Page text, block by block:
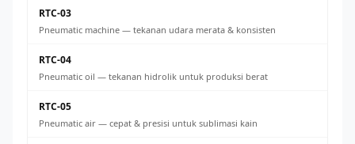
RTC-03
Pneumatic machine — tekanan udara merata & konsisten
RTC-04
Pneumatic oil — tekanan hidrolik untuk produksi berat
RTC-05
Pneumatic air — cepat & presisi untuk sublimasi kain